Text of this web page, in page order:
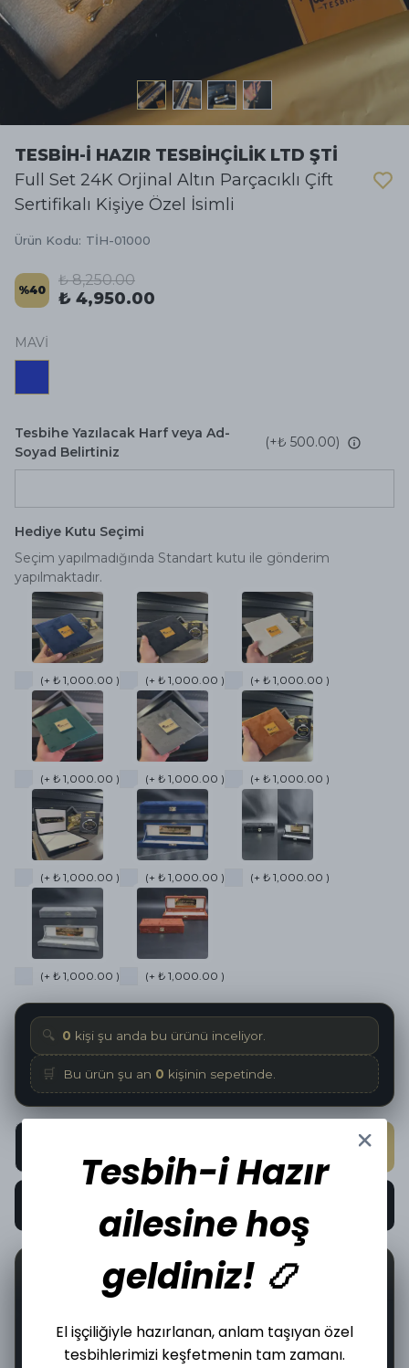
TESBİH-İ HAZIR TESBİHÇİLİK LTD ŞTİ
Full Set 24K Orjinal Altın Parçacıklı Çift
Sertifikalı Kişiye Özel İsimli
Ürün Kodu: TİH-01000
%40
₺ 8,250.00
₺ 4,950.00
MAVİ
Tesbihe Yazılacak Harf veya Ad-
Soyad Belirtiniz
(+₺ 500.00)
Hediye Kutu Seçimi
Seçim yapılmadığında Standart kutu ile gönderim
yapılmaktadır.
(+ ₺ 1,000.00 ) (+ ₺ 1,000.00 ) (+ ₺ 1,000.00 )
(+ ₺ 1,000.00 ) (+ ₺ 1,000.00 ) (+ ₺ 1,000.00 )
(+ ₺ 1,000.00 ) (+ ₺ 1,000.00 ) (+ ₺ 1,000.00 )
(+ ₺ 1,000.00 ) (+ ₺ 1,000.00 )
🔍 0 kişi şu anda bu ürünü inceliyor.
🛒 Bu ürün şu an 0 kişinin sepetinde.
HEMEN AL
İncelediğiniz üründen bugün4adet satıldı.
Tesbih-i Hazır
ailesine hoş
geldiniz! 📿
El işçiliğiyle hazırlanan, anlam taşıyan özel
tesbihlerimizi keşfetmenin tam zamanı.